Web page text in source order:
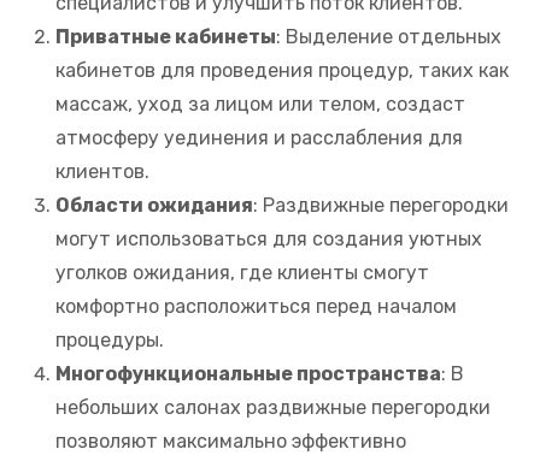
Приватные кабинеты: Выделение отдельных
кабинетов для проведения процедур, таких как
массаж, уход за лицом или телом, создаст
атмосферу уединения и расслабления для
клиентов.
Области ожидания: Раздвижные перегородки
могут использоваться для создания уютных
уголков ожидания, где клиенты смогут
комфортно расположиться перед началом
процедуры.
Многофункциональные пространства: В
небольших салонах раздвижные перегородки
позволяют максимально эффективно